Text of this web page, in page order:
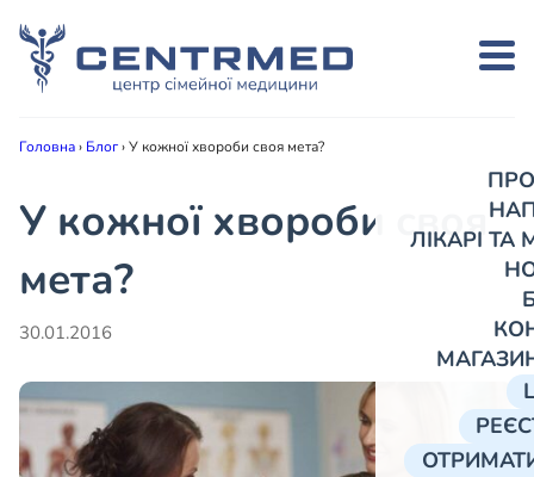
ЛІКАРІ
Головна› Блог›У кожної хвороби своя мета?
У кожної хвороби своя
мета?
30.01.2016